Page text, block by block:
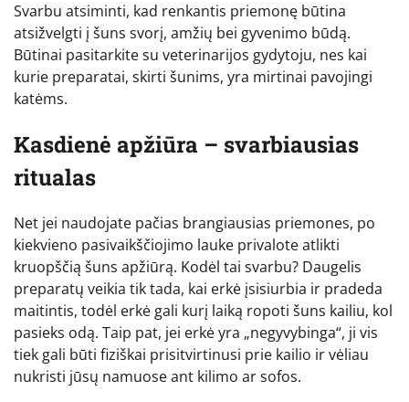
Svarbu atsiminti, kad renkantis priemonę būtina
atsižvelgti į šuns svorį, amžių bei gyvenimo būdą.
Būtinai pasitarkite su veterinarijos gydytoju, nes kai
kurie preparatai, skirti šunims, yra mirtinai pavojingi
katėms.
Kasdienė apžiūra – svarbiausias
ritualas
Net jei naudojate pačias brangiausias priemones, po
kiekvieno pasivaikščiojimo lauke privalote atlikti
kruopščią šuns apžiūrą. Kodėl tai svarbu? Daugelis
preparatų veikia tik tada, kai erkė įsisiurbia ir pradeda
maitintis, todėl erkė gali kurį laiką ropoti šuns kailiu, kol
pasieks odą. Taip pat, jei erkė yra „negyvybinga“, ji vis
tiek gali būti fiziškai prisitvirtinusi prie kailio ir vėliau
nukristi jūsų namuose ant kilimo ar sofos.